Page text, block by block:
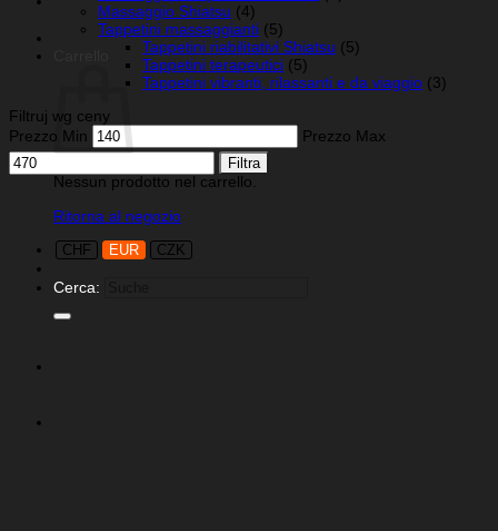
Nessun prodotto nel carrello.
Ritorna al negozio
CHF EUR CZK
Cerca:
Massaggio Shiatsu (4)
Tappetini massaggianti (5)
Tappetini riabilitativi Shiatsu (5)
Tappetini terapeutici (5)
Tappetini vibranti, rilassanti e da viaggio (3)
Filtruj wg ceny
Prezzo Min
Prezzo Max
Filtra